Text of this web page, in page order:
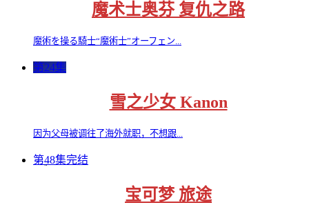
魔术士奥芬 复仇之路
魔術を操る騎士“魔術士”オーフェン...
第24集
雪之少女 Kanon
因为父母被调往了海外就职，不想跟...
第48集完结
宝可梦 旅途